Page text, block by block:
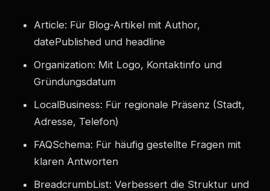
Article: Für Blog-Artikel mit Author,
datePublished und headline
Organization: Mit Logo, Kontaktinfo und
Gründungsdatum
LocalBusiness: Für regionale Präsenz (Stadt,
Adresse, Telefon)
FAQSchema: Für häufig gestellte Fragen mit
klaren Antworten
BreadcrumbList: Verbessert die Struktur und